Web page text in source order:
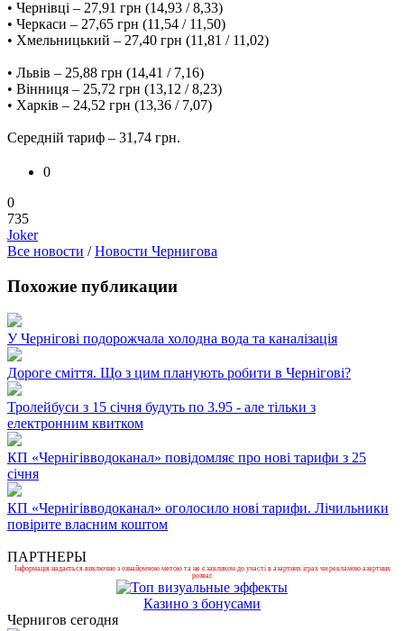
• Чернівці – 27,91 грн (14,93 / 8,33)
• Черкаси – 27,65 грн (11,54 / 11,50)
• Хмельницький – 27,40 грн (11,81 / 11,02)
• Львів – 25,88 грн (14,41 / 7,16)
• Вінниця – 25,72 грн (13,12 / 8,23)
• Харків – 24,52 грн (13,36 / 7,07)
Середній тариф – 31,74 грн.
0
0
735
Joker
Все новости /Новости Чернигова
Похожие публикации
У Чернігові подорожчала холодна вода та каналізація
Дороге сміття. Що з цим планують робити в Чернігові?
Тролейбуси з 15 січня будуть по 3.95 - але тільки з
електронним квитком
КП «Чернігівводоканал» повідомляє про нові тарифи з 25
січня
КП «Чернігівводоканал» оголосило нові тарифи. Лічильники
повірите власним коштом
ПАРТНЕРЫ
Інформація надається виключно з ознайомчою метою та не є закликом до участі в азартних іграх чи рекламою азартних
розваг.
Казино з бонусами
Чернигов сегодня